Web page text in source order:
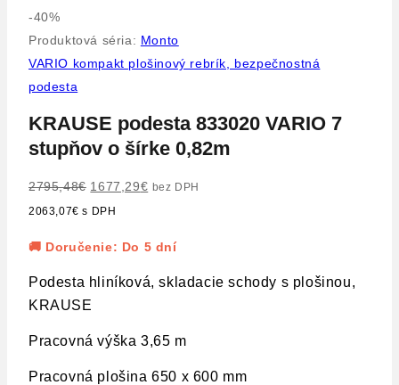
-40%
Produktová séria: Monto
VARIO kompakt plošinový rebrík, bezpečnostná
podesta
KRAUSE podesta 833020 VARIO 7
stupňov o šírke 0,82m
2795,48€ 1677,29€ bez DPH
2063,07€ s DPH
🚚 Doručenie: Do 5 dní
Podesta hliníková, skladacie schody s plošinou,
KRAUSE
Pracovná výška 3,65 m
Pracovná plošina 650 x 600 mm